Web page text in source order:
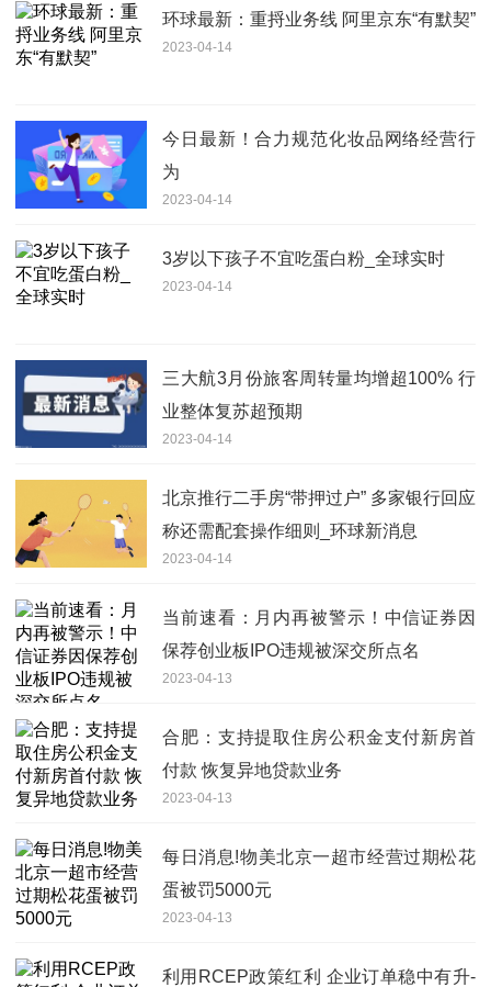
环球最新：重捋业务线 阿里京东“有默契”
2023-04-14
今日最新！合力规范化妆品网络经营行
为
2023-04-14
3岁以下孩子不宜吃蛋白粉_全球实时
2023-04-14
三大航3月份旅客周转量均增超100% 行
业整体复苏超预期
2023-04-14
北京推行二手房“带押过户” 多家银行回应
称还需配套操作细则_环球新消息
2023-04-14
当前速看：月内再被警示！中信证券因
保荐创业板IPO违规被深交所点名
2023-04-13
合肥：支持提取住房公积金支付新房首
付款 恢复异地贷款业务
2023-04-13
每日消息!物美北京一超市经营过期松花
蛋被罚5000元
2023-04-13
利用RCEP政策红利 企业订单稳中有升-